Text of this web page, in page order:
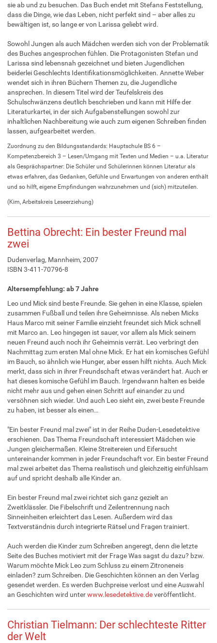
sie ab und zu besuchen. Das Buch endet mit Stefans Feststellung,
dass die Dinge, wie das Leben, nicht perfekt sind – aber alles zu
bewältigen ist, so lange er von Larissa geliebt wird.
Sowohl Jungen als auch Mädchen werden sich von der Problematik
des Buches angesprochen fühlen. Die Protagonisten Stefan und
Larissa sind lebensnah gezeichnet und bieten Jugendlichen
beiderlei Geschlechts Identifikationsmöglichkeiten. Annette Weber
wendet sich in ihren Büchern Themen zu, die Jugendliche
ansprechen. In diesem Titel wird der Teufelskreis des
Schulschwänzens deutlich beschrieben und kann mit Hilfe der
Literaturkartei, in der sich Aufgabenstellungen sowohl zur
inhaltlichen Nachbereitung wie auch zum eigenen Schreiben finden
lassen, aufgearbeitet werden.
Zuordnung zu den Bildungsstandards: Hauptschule BS 6 –
Kompetenzbereich 3 – Lesen/Umgang mit Texten und Medien – u.a. Literatur
als Gesprächspartner: Die Schüler und Schülerinnen können Literatur als
etwas erfahren, das Gedanken, Gefühle und Erwartungen von anderen enthält
und so hilft, eigene Empfindungen wahrzunehmen und (sich) mitzuteilen.
(Kim, Arbeitskreis Leseerziehung)
Bettina Obrecht: Ein bester Freund mal
zwei
Dudenverlag, Mannheim, 2007
ISBN 3-411-70796-8
Altersempfehlung: ab 7 Jahre
Leo und Mick sind beste Freunde. Sie gehen in eine Klasse, spielen
zusammen Fußball und teilen ihre Geheimnisse. Als neben Micks
Haus Marco mit seiner Familie einzieht freundet sich Mick schnell
mit Marco an. Leo hingegen ist sauer, vor allem als Mick seinem
neuen Freund auch noch ihr Geheimnis verrät. Leo verbringt den
Nachmittag zum ersten Mal ohne Mick. Er hat ein komisches Gefühl
im Bauch, so ähnlich wie Hunger, aber essen hilft nichts. Auch Mick
merkt, dass sich in ihrer Freundschaft etwas verändert hat. Auch er
hat dieses komische Gefühl im Bauch. Irgendwann halten es beide
nicht mehr aus und gehen einen Schritt auf einander zu und
versöhnen sich wieder. Und auch Leo sieht ein, zwei beste Freunde
zu haben, ist besser als einen…
"Ein bester Freund mal zwei" ist in der Reihe Duden-Lesedetektive
erschienen. Das Thema Freundschaft interessiert Mädchen wie
Jungen gleichermaßen. Kleine Streitereien und Eifersucht
untereinander kommen in jeder Freundschaft vor. Ein bester Freund
mal zwei arbeitet das Thema realistisch und gleichzeitig einfühlsam
auf und spricht deshalb alle Kinder an.
Ein bester Freund mal zwei richtet sich ganz gezielt an
Zweitklässler. Die Fibelschrift und Zeilentrennung nach
Sinneinheiten erleichtert das Lesen. Außerdem wird das
Textverständnis durch integrierte Rätsel und Fragen trainiert.
Auch werden die Kinder zum Schreiben angeregt, denn die letzte
Seite des Buches motiviert mit der Frage Was sagst du dazu? bzw.
Warum möchte Mick Leo zum Schluss zu einem Zitroneneis
einladen? zum Schreiben. Die Geschichten können an den Verlag
gesendet werden. Es werden Buchpreise verlost und eine Auswahl
an Geschichten wird unterwww.lesedetektive.deveröffentlicht.
Christian Tielmann: Der schlechteste Ritter
der Welt